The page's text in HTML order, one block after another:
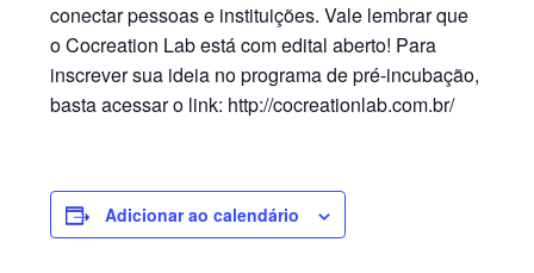
conectar pessoas e instituições. Vale lembrar que
o Cocreation Lab está com edital aberto! Para
inscrever sua ideia no programa de pré-incubação,
basta acessar o link: http://cocreationlab.com.br/
Adicionar ao calendário